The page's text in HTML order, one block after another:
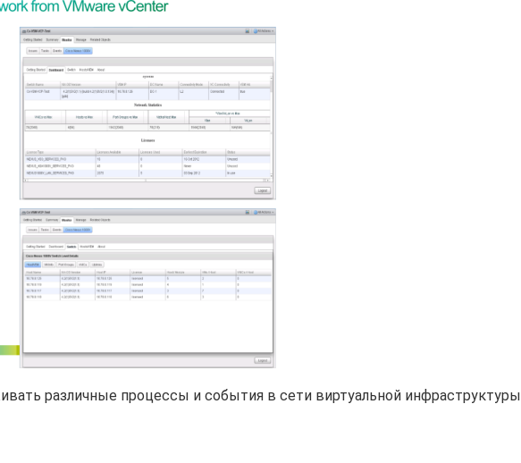
различные процессы и события в сети виртуальной инфраструктуры